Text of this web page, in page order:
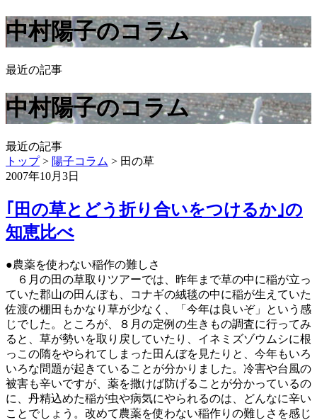
中村陽子のコラム
最近の記事
中村陽子のコラム
最近の記事
トップ> 陽子コラム > 田の草
2007年10月3日
｢田の草とどう折り合いをつけるか｣の
知恵比べ
●農薬を使わない稲作の難しさ
６月の田の草取りツアーでは、昨年まで草の中に稲が立っ
ていた郡山の田んぼも、コナギの絨毯の中に稲が生えていた
佐渡の棚田もかなり草が少なく、「今年は良いぞ」という感
じでした。ところが、８月の定例の生きもの調査に行ってみ
ると、草が勢いを取り戻していたり、イネミズゾウムシに根
っこの隋をやられてしまった田んぼを見たりと、今年もいろ
いろな問題が起きていることが分かりました。冷害や台風の
被害も辛いですが、薬を撒けば防げることが分かっているの
に、丹精込めた稲が虫や病気にやられるのは、どんなに辛い
ことでしょう。改めて農薬を使わない稲作りの難しさを感じ